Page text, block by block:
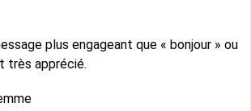
plus engageant que « bonjour » ou
très apprécié.